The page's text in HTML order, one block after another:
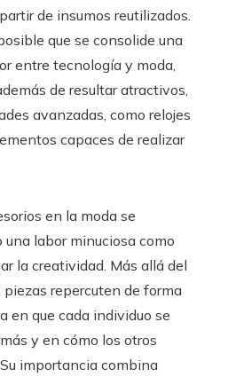
de insumos reutilizados.
que se consolide una
entre tecnología y moda,
de resultar atractivos,
avanzadas, como relojes
capaces de realizar
en la moda se
labor minuciosa como
la creatividad. Más allá del
repercuten de forma
en que cada individuo se
y en cómo los otros
importancia combina